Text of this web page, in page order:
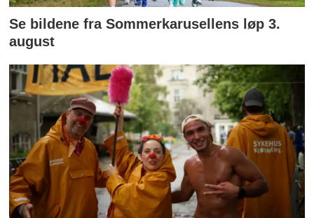
Se bildene fra Sommerkarusellens løp 3.
august